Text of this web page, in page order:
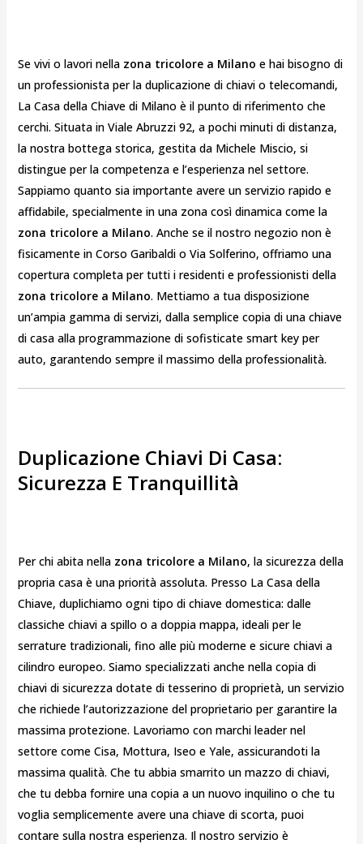
Se vivi o lavori nella zona tricolore a Milano e hai bisogno di
un professionista per la duplicazione di chiavi o telecomandi,
La Casa della Chiave di Milano è il punto di riferimento che
cerchi. Situata in Viale Abruzzi 92, a pochi minuti di distanza,
la nostra bottega storica, gestita da Michele Miscio, si
distingue per la competenza e l’esperienza nel settore.
Sappiamo quanto sia importante avere un servizio rapido e
affidabile, specialmente in una zona così dinamica come la
zona tricolore a Milano. Anche se il nostro negozio non è
fisicamente in Corso Garibaldi o Via Solferino, offriamo una
copertura completa per tutti i residenti e professionisti della
zona tricolore a Milano. Mettiamo a tua disposizione
un’ampia gamma di servizi, dalla semplice copia di una chiave
di casa alla programmazione di sofisticate smart key per
auto, garantendo sempre il massimo della professionalità.
Duplicazione Chiavi Di Casa:
Sicurezza E Tranquillità
Per chi abita nella zona tricolore a Milano, la sicurezza della
propria casa è una priorità assoluta. Presso La Casa della
Chiave, duplichiamo ogni tipo di chiave domestica: dalle
classiche chiavi a spillo o a doppia mappa, ideali per le
serrature tradizionali, fino alle più moderne e sicure chiavi a
cilindro europeo. Siamo specializzati anche nella copia di
chiavi di sicurezza dotate di tesserino di proprietà, un servizio
che richiede l’autorizzazione del proprietario per garantire la
massima protezione. Lavoriamo con marchi leader nel
settore come Cisa, Mottura, Iseo e Yale, assicurandoti la
massima qualità. Che tu abbia smarrito un mazzo di chiavi,
che tu debba fornire una copia a un nuovo inquilino o che tu
voglia semplicemente avere una chiave di scorta, puoi
contare sulla nostra esperienza. Il nostro servizio è